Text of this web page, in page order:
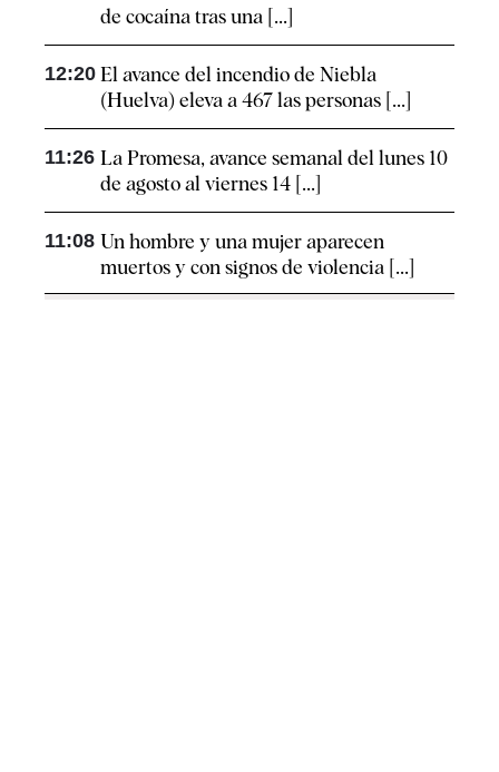
de cocaína tras una [...]
12:20 El avance del incendio de Niebla
(Huelva) eleva a 467 las personas [...]
11:26 La Promesa, avance semanal del lunes 10
de agosto al viernes 14 [...]
11:08 Un hombre y una mujer aparecen
muertos y con signos de violencia [...]